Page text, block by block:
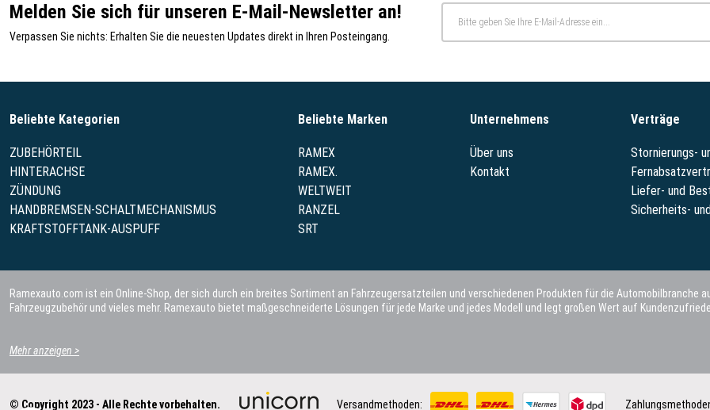
Melden Sie sich für unseren E-Mail-Newsletter an!
Verpassen Sie nichts: Erhalten Sie die neuesten Updates direkt in Ihren Posteingang.
Beliebte Kategorien
ZUBEHÖRTEIL
HINTERACHSE
ZÜNDUNG
HANDBREMSEN-SCHALTMECHANISMUS
KRAFTSTOFFTANK-AUSPUFF
Beliebte Marken
RAMEX
RAMEX.
WELTWEIT
RANZEL
SRT
Unternehmens
Über uns
Kontakt
Verträge
Stornierungs-
Liefer- und
Sicherheits-
Ramexauto.com ist ein Online-Shop, der sich durch ein breites Sortiment an Fahrzeugersatzteilen und verschiedenen Produkten für die
Fahrzeugzubehör und vieles mehr. Ramexauto bietet maßgeschneiderte Lösungen für jede Marke und jedes Modell und legt großen Wert auf
Mehr anzeigen >
© Copyright 2023 - Alle Rechte vorbehalten. Versandmethoden: